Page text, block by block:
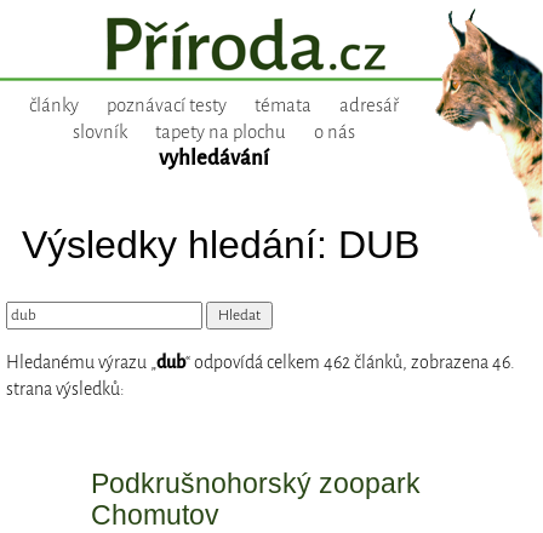
články poznávací testy témata
adresář
slovník
tapety na plochu o nás
vyhledávání
Výsledky hledání: DUB
Hledanému výrazu „dub“ odpovídá celkem 462 článků, zobrazena 46.
strana výsledků:
Podkrušnohorský zoopark
Chomutov